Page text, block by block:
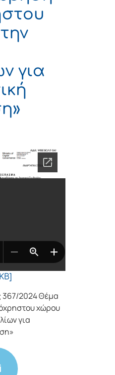
για
2024 Θέμα
χώρου
για